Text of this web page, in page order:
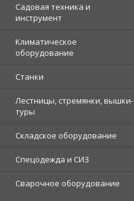
Садовая техника и
инструмент
Климатическое
оборудование
Станки
Лестницы, стремянки, вышки-
туры
Складское оборудование
Спецодежда и СИЗ
Сварочное оборудование